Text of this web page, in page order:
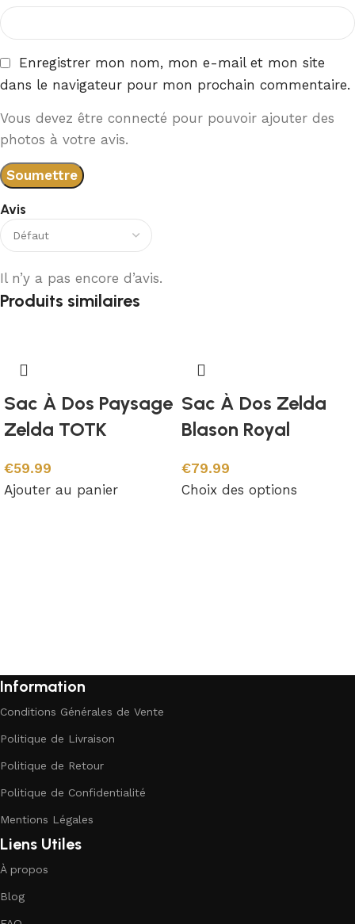
Avis
Il n’y a pas encore d’avis.
Enregistrer mon nom, mon e-mail et mon site
dans le navigateur pour mon prochain commentaire.
Vous devez être connecté pour pouvoir ajouter des
photos à votre avis.
Produits similaires
Sac À Dos Paysage
Zelda TOTK
€59.99
Ajouter au panier
Sac À Dos Zelda
Blason Royal
€79.99
Choix des options
Information
Conditions Générales de Vente
Politique de Livraison
Politique de Retour
Politique de Confidentialité
Mentions Légales
Liens Utiles
À propos
Blog